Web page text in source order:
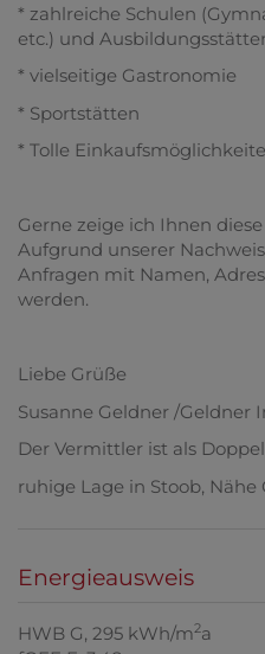
* zahlreiche Schulen
etc.) und
* vielseitige Gastronomie
* Sportstätten
* Tolle
Gerne zeige ich Ihnen
Aufgrund unserer
Anfragen mit Namen,
werden.
Liebe Grüße
Susanne Geldner /Geldner
Der Vermittler ist als
ruhige Lage in Stoob,
Energieausweis
HWB G, 295 kWh/m2a